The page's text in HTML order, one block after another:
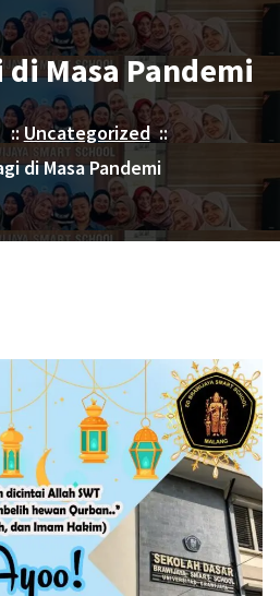
Masa Pandemi
::Uncategorized::
di Masa Pandemi